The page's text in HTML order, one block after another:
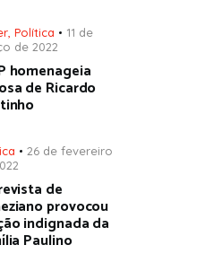
Política
11 de
de 2022
homenageia
de Ricardo
26 de fevereiro
de
provocou
indignada da
Paulino